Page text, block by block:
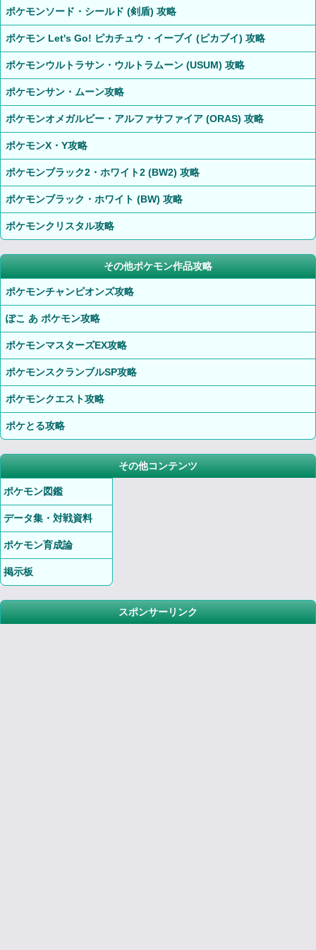
ポケモンソード・シールド (剣盾) 攻略
ポケモン Let's Go! ピカチュウ・イーブイ (ピカブイ) 攻略
ポケモンウルトラサン・ウルトラムーン (USUM) 攻略
ポケモンサン・ムーン攻略
ポケモンオメガルビー・アルファサファイア (ORAS) 攻略
ポケモンX・Y攻略
ポケモンブラック2・ホワイト2 (BW2) 攻略
ポケモンブラック・ホワイト (BW) 攻略
ポケモンクリスタル攻略
その他ポケモン作品攻略
ポケモンチャンピオンズ攻略
ぽこ あ ポケモン攻略
ポケモンマスターズEX攻略
ポケモンスクランブルSP攻略
ポケモンクエスト攻略
ポケとる攻略
その他コンテンツ
ポケモン図鑑
データ集・対戦資料
ポケモン育成論
掲示板
スポンサーリンク